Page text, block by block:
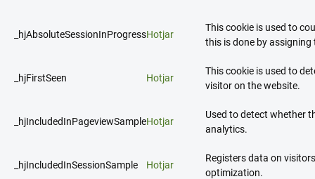
_hjAbsoluteSessionInProgressHotjar
This cookie is used to
this is done by
_hjFirstSeen Hotjar
This cookie is used to
visitor on the website.
_hjIncludedInPageviewSampleHotjar
Used to detect whether
analytics.
_hjIncludedInSessionSample Hotjar
Registers data on
optimization.